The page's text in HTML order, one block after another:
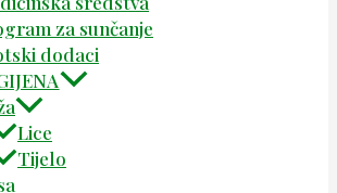
za sunčanje
dodaci
Lice
Tijelo